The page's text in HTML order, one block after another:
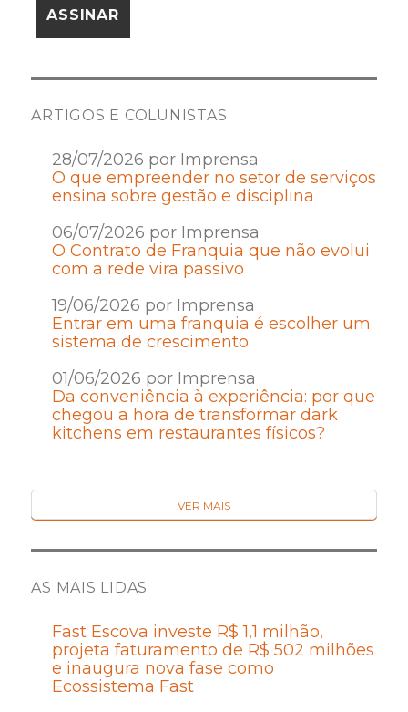
ARTIGOS E COLUNISTAS
28/07/2026 por Imprensa
O que empreender no setor de serviços
ensina sobre gestão e disciplina
06/07/2026 por Imprensa
O Contrato de Franquia que não evolui
com a rede vira passivo
19/06/2026 por Imprensa
Entrar em uma franquia é escolher um
sistema de crescimento
01/06/2026 por Imprensa
Da conveniência à experiência: por que
chegou a hora de transformar dark
kitchens em restaurantes físicos?
VER MAIS
AS MAIS LIDAS
Fast Escova investe R$ 1,1 milhão,
projeta faturamento de R$ 502 milhões
e inaugura nova fase como
Ecossistema Fast